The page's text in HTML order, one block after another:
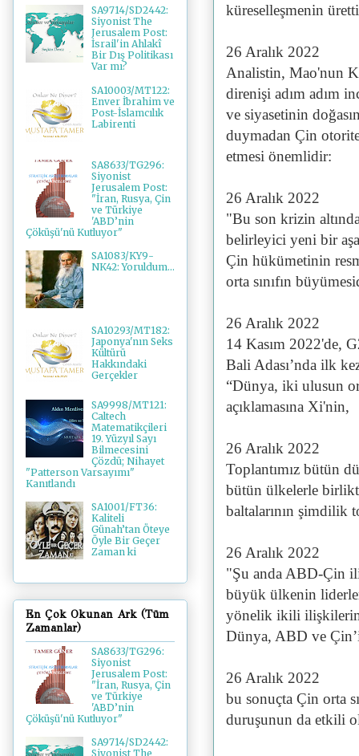
küreselleşmenin
26 Aralık 2022
Analistin, Mao'nun
direnişi adım adım
ve siyasetinin
duymadan Çin
etmesi önemlidir:
26 Aralık 2022
"Bu son krizin
belirleyici yeni bir
Çin hükümetinin
orta sınıfın
26 Aralık 2022
14 Kasım 2022'de,
Bali Adası’nda ilk
“Dünya, iki ulusun
açıklamasına Xi'nin,
26 Aralık 2022
Toplantımız bütün
bütün ülkelerle
baltalarının şimdilik
26 Aralık 2022
"Şu anda ABD-Çin
büyük ülkenin
yönelik ikili
Dünya, ABD ve
26 Aralık 2022
bu sonuçta Çin orta
duruşunun da etkili
SA9714/SD2442:
Siyonist The
Jerusalem Post:
İsrail'in Ahlakî
Bir Dış Politikası
Var mı?
SA10003/MT122:
Enver İbrahim ve
Post-İslamcılık
Labirenti
SA8633/TG296:
Siyonist
Jerusalem Post:
"İran, Rusya, Çin
ve Türkiye
'ABD’nin
Çöküşü'nü Kutluyor"
SA1083/KY9-
NK42: Yoruldum...
SA10293/MT182:
Japonya'nın Seks
Kültürü
Hakkındaki
Gerçekler
SA9998/MT121:
Caltech
Matematikçileri
19. Yüzyıl Sayı
Bilmecesini
Çözdü; Nihayet
"Patterson Varsayımı"
Kanıtlandı
SA1001/FT36:
Kaliteli
Günah’tan Öteye
Öyle Bir Geçer
Zaman ki
En Çok Okunan Ark (Tüm
Zamanlar)
SA8633/TG296:
Siyonist
Jerusalem Post:
"İran, Rusya, Çin
ve Türkiye
'ABD’nin
Çöküşü'nü Kutluyor"
SA9714/SD2442:
Siyonist The